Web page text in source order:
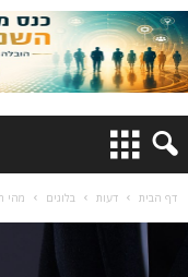
דף הבית דעות בלוגים מהי